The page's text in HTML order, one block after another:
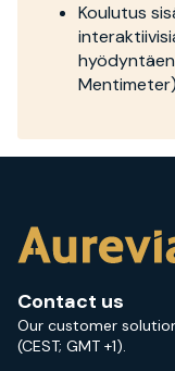
Koulutus
Contact us
Our customer
(CEST; GMT +1).